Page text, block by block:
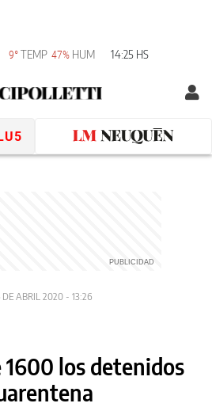
9°TEMP 47% HUM 14:25 HS
ABRIL 2020 - 13:26
1600 los detenidos